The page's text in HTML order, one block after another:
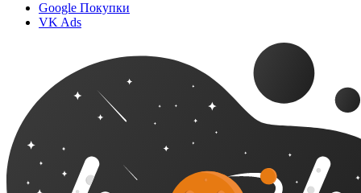
Google Покупки
VK Ads